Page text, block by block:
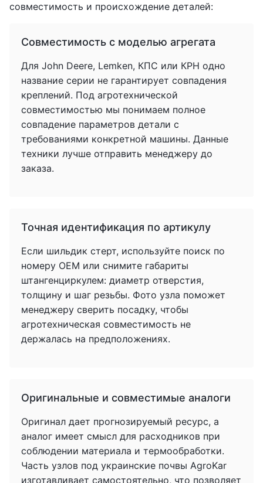
совместимость и происхождение деталей:
Совместимость с моделью агрегата
Для John Deere, Lemken, КПС или КРН одно
название серии не гарантирует совпадения
креплений. Под агротехнической
совместимостью мы понимаем полное
совпадение параметров детали с
требованиями конкретной машины. Данные
техники лучше отправить менеджеру до
заказа.
Точная идентификация по артикулу
Если шильдик стерт, используйте поиск по
номеру OEM или снимите габариты
штангенциркулем: диаметр отверстия,
толщину и шаг резьбы. Фото узла поможет
менеджеру сверить посадку, чтобы
агротехническая совместимость не
держалась на предположениях.
Оригинальные и совместимые аналоги
Оригинал дает прогнозируемый ресурс, а
аналог имеет смысл для расходников при
соблюдении материала и термообработки.
Часть узлов под украинские почвы AgroKar
изготавливает самостоятельно, что позволяет